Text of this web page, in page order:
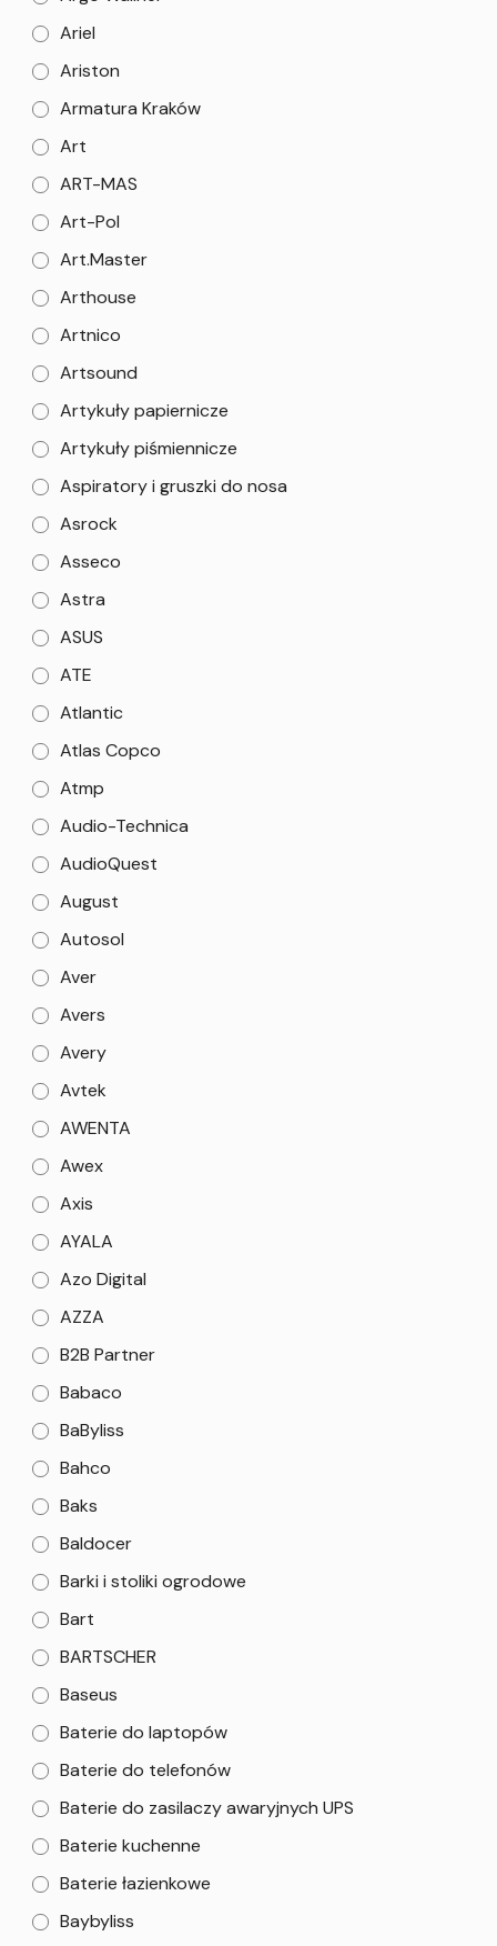
Ariel
Ariston
Armatura Kraków
Art
ART-MAS
Art-Pol
Art.Master
Arthouse
Artnico
Artsound
Artykuły papiernicze
Artykuły piśmiennicze
Aspiratory i gruszki do nosa
Asrock
Asseco
Astra
ASUS
ATE
Atlantic
Atlas Copco
Atmp
Audio-Technica
AudioQuest
August
Autosol
Aver
Avers
Avery
Avtek
AWENTA
Awex
Axis
AYALA
Azo Digital
AZZA
B2B Partner
Babaco
BaByliss
Bahco
Baks
Baldocer
Barki i stoliki ogrodowe
Bart
BARTSCHER
Baseus
Baterie do laptopów
Baterie do telefonów
Baterie do zasilaczy awaryjnych UPS
Baterie kuchenne
Baterie łazienkowe
Baybyliss